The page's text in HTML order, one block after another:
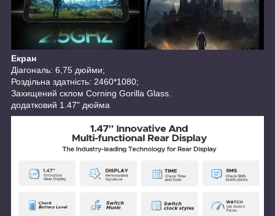
Екран
Діагональ: 6,75 дюйми;
Роздільна здатність: 2460*1080;
Захищений склом Corning Gorilla Glass.
додатковий 1.47" дюйма